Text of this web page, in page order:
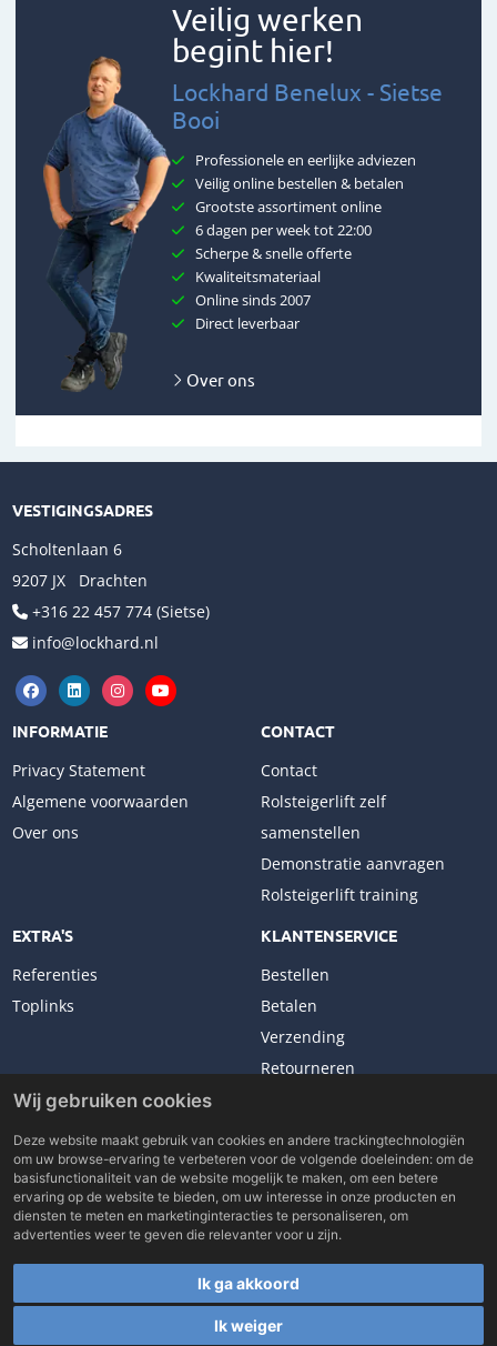
Veilig werken
begint hier!
Lockhard Benelux - Sietse
Booi
Professionele en eerlijke adviezen
Veilig online bestellen & betalen
Grootste assortiment online
6 dagen per week tot 22:00
Scherpe & snelle offerte
Kwaliteitsmateriaal
Online sinds 2007
Direct leverbaar
Over ons
VESTIGINGSADRES
Scholtenlaan 6
9207 JX Drachten
+316 22 457 774 (Sietse)
info@lockhard.nl
INFORMATIE
Privacy Statement
Algemene voorwaarden
Over ons
CONTACT
Contact
Rolsteigerlift zelf
samenstellen
Demonstratie aanvragen
Rolsteigerlift training
EXTRA'S
Referenties
Toplinks
KLANTENSERVICE
Bestellen
Betalen
Verzending
Retourneren
Copyright © 2026 Lockhard Benelux. All rights reserved.
Made with
byBO. Be Original
Rolsteigerlift zelf samenstellen
instellingen
Wij gebruiken cookies
Deze website maakt gebruik van cookies en andere trackingtechnologiën
om uw browse-ervaring te verbeteren voor de volgende doeleinden: om de
basisfunctionaliteit van de website mogelijk te maken, om een betere
ervaring op de website te bieden, om uw interesse in onze producten en
diensten te meten en marketinginteracties te personaliseren, om
advertenties weer te geven die relevanter voor u zijn.
Ik ga akkoord
Ik weiger